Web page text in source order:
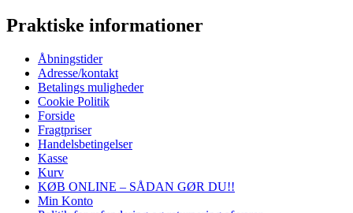
Praktiske informationer
Åbningstider
Adresse/kontakt
Betalings muligheder
Cookie Politik
Forside
Fragtpriser
Handelsbetingelser
Kasse
Kurv
KØB ONLINE – SÅDAN GØR DU!!
Min Konto